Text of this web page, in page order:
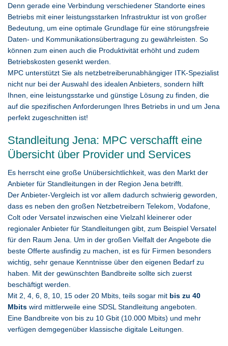
Denn gerade eine Verbindung verschiedener Standorte eines
Betriebs mit einer leistungsstarken Infrastruktur ist von großer
Bedeutung, um eine optimale Grundlage für eine störungsfreie
Daten- und Kommunikationsübertragung zu gewährleisten. So
können zum einen auch die Produktivität erhöht und zudem
Betriebskosten gesenkt werden.
MPC unterstützt Sie als netzbetreiberunabhängiger ITK-Spezialist
nicht nur bei der Auswahl des idealen Anbieters, sondern hilft
Ihnen, eine leistungsstarke und günstige Lösung zu finden, die
auf die spezifischen Anforderungen Ihres Betriebs in und um Jena
perfekt zugeschnitten ist!
Standleitung Jena: MPC verschafft eine
Übersicht über Provider und Services
Es herrscht eine große Unübersichtlichkeit, was den Markt der
Anbieter für Standleitungen in der Region Jena betrifft.
Der Anbieter-Vergleich ist vor allem dadurch schwierig geworden,
dass es neben den großen Netzbetreibern Telekom, Vodafone,
Colt oder Versatel inzwischen eine Vielzahl kleinerer oder
regionaler Anbieter für Standleitungen gibt, zum Beispiel Versatel
für den Raum Jena. Um in der großen Vielfalt der Angebote die
beste Offerte ausfindig zu machen, ist es für Firmen besonders
wichtig, sehr genaue Kenntnisse über den eigenen Bedarf zu
haben. Mit der gewünschten Bandbreite sollte sich zuerst
beschäftigt werden.
Mit 2, 4, 6, 8, 10, 15 oder 20 Mbits, teils sogar mit bis zu 40
Mbits wird mittlerweile eine SDSL Standleitung angeboten.
Eine Bandbreite von bis zu 10 Gbit (10.000 Mbits) und mehr
verfügen demgegenüber klassische digitale Leitungen.